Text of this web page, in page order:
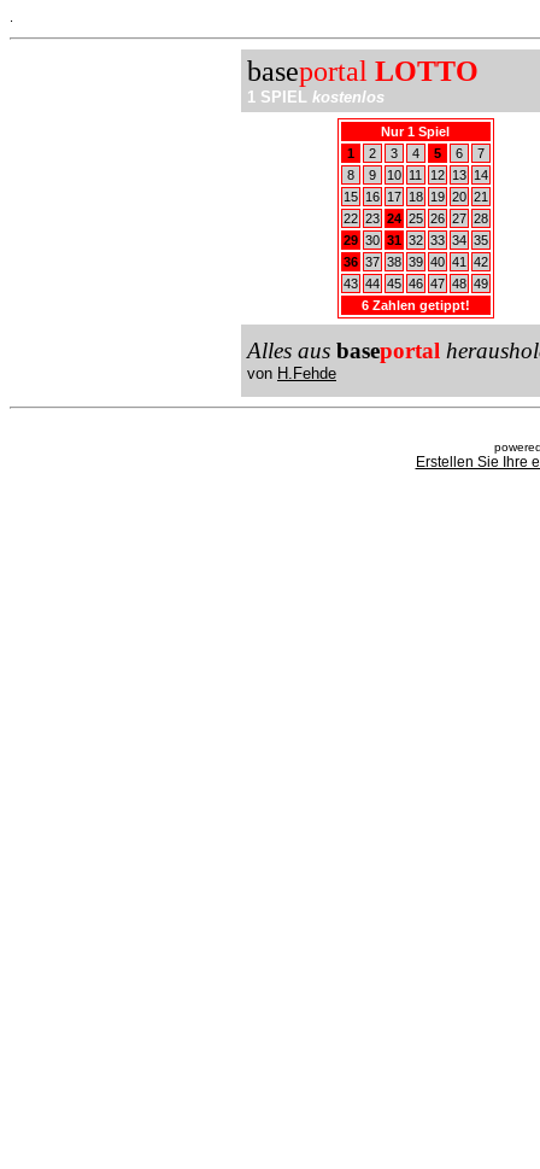
baseportal LOTTO
1 SPIEL kostenlos
Nur 1 Spiel
1
2 3 4 5 6
7
8
9 10 11 12 13
14
15
16 17 18 19 20 21
22 23 24 25 26 27 28
29 30 31 32 33 34 35
36 37 38 39 40 41
42
43 44 45 46 47 48 49
6 Zahlen getippt!
Alles aus baseportal
von H.Fehde
Erstellen Sie Ihre